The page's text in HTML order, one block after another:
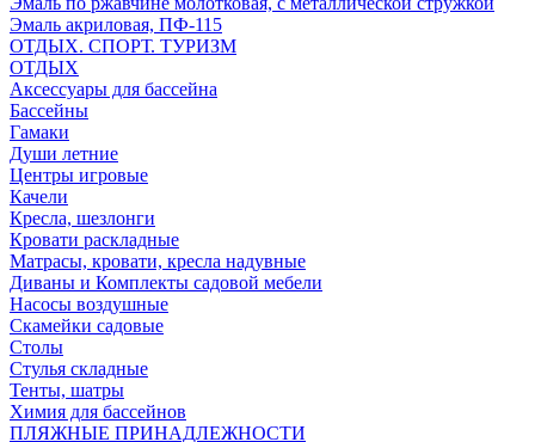
Эмаль акриловая, ПФ-115
ОТДЫХ. СПОРТ. ТУРИЗМ
ОТДЫХ
Аксессуары для бассейна
Бассейны
Гамаки
Души летние
Центры игровые
Качели
Кресла, шезлонги
Кровати раскладные
Матрасы, кровати, кресла надувные
Диваны и Комплекты садовой мебели
Насосы воздушные
Скамейки садовые
Столы
Стулья складные
Тенты, шатры
Химия для бассейнов
ПЛЯЖНЫЕ ПРИНАДЛЕЖНОСТИ